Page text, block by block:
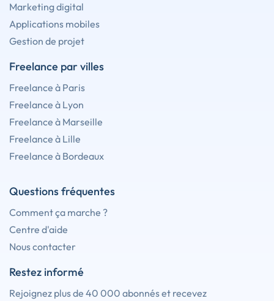
Marketing digital
Applications mobiles
Gestion de projet
Freelance par villes
Freelance à Paris
Freelance à Lyon
Freelance à Marseille
Freelance à Lille
Freelance à Bordeaux
Questions fréquentes
Comment ça marche ?
Centre d'aide
Nous contacter
Restez informé
Rejoignez plus de 40 000 abonnés et recevez